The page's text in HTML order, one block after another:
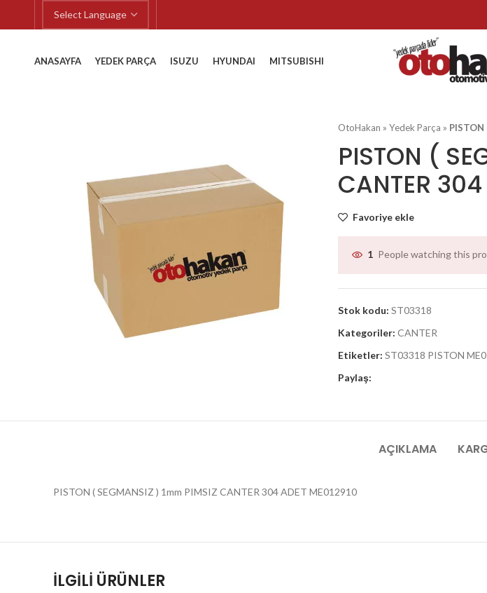
ANASAYFA YEDEK PARÇA ISUZU HYUNDAI MITSUBISHI
OtoHakan »Yedek Parça »
PISTON (
CANTER
Favoriye ekle
1 People watching this
Stok kodu:ST03318
Kategoriler: CANTER
Etiketler: ST03318 PISTON
Paylaş:
AÇIKLAMA
PISTON ( SEGMANSIZ ) 1mm PIMSIZ CANTER 304 ADET ME012910
İLGILI ÜRÜNLER